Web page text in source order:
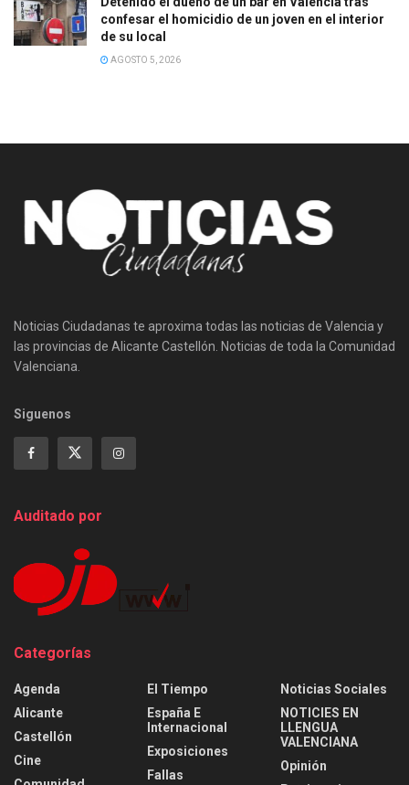
confesar el homicidio de un joven en el interior
de su local
AGOSTO 5, 2026
Noticias Ciudadanas te aproxima todas las noticias de Valencia y
las provincias de Alicante Castellón. Noticias de toda la Comunidad
Valenciana.
Siguenos
Auditado por
Categorías
Agenda
Alicante
Castellón
Cine
El Tiempo
España E
Internacional
Exposiciones
Fallas
Noticias Sociales
NOTICIES EN
LLENGUA
VALENCIANA
Opinión